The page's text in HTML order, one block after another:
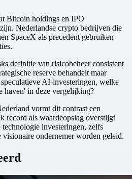
Bitcoin holdings en IPO
Nederlandse crypto bedrijven die
SpaceX als precedent gebruiken
definitie van risicobeheer consistent
reserve behandelt maar
AI-investeringen, welke
haven' in deze vergelijking?
vormt dit contrast een
record als waardeopslag overstijgt
investeringen, zelfs
ondernemer worden geleid.